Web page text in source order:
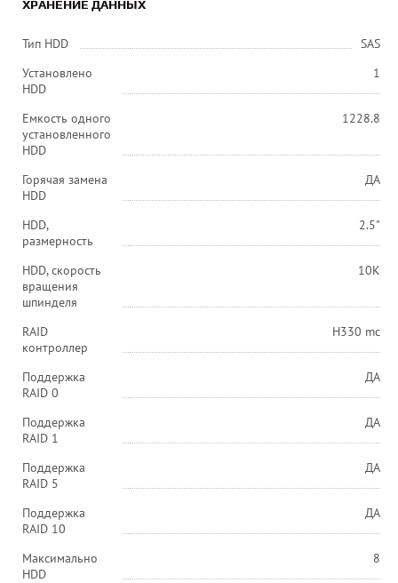
ХРАНЕНИЕ ДАННЫХ
Тип HDD
SAS
Установлено
HDD
1
Емкость одного
установленного
HDD
1228.8
Горячая замена
HDD
ДА
HDD,
размерность
2.5"
HDD, cкорость
вращения
шпинделя
10K
RAID
контроллер
H330 mc
Поддержка
RAID 0
ДА
Поддержка
RAID 1
ДА
Поддержка
RAID 5
ДА
Поддержка
RAID 10
ДА
Максимально
HDD
8